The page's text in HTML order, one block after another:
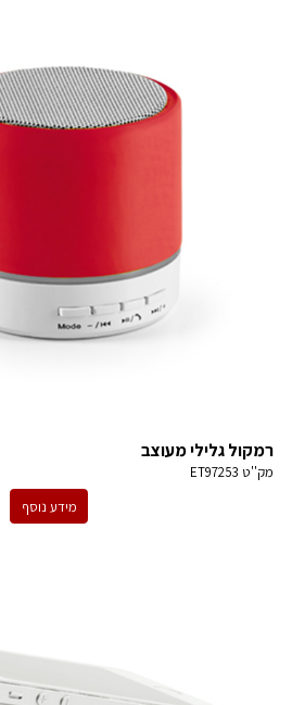
רמקול גלילי מעוצב
מק''ט ET97253
מידע נוסף